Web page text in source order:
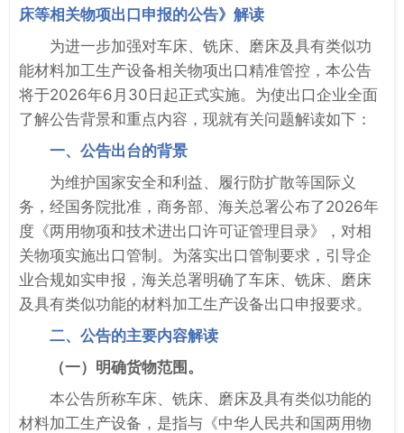
床等相关物项出口申报的公告》解读
为进一步加强对车床、铣床、磨床及具有类似功
能材料加工生产设备相关物项出口精准管控，本公告
将于2026年6月30日起正式实施。为使出口企业全面
了解公告背景和重点内容，现就有关问题解读如下：
一、公告出台的背景
为维护国家安全和利益、履行防扩散等国际义
务，经国务院批准，商务部、海关总署公布了2026年
度《两用物项和技术进出口许可证管理目录》，对相
关物项实施出口管制。为落实出口管制要求，引导企
业合规如实申报，海关总署明确了车床、铣床、磨床
及具有类似功能的材料加工生产设备出口申报要求。
二、公告的主要内容解读
（一）明确货物范围。
本公告所称车床、铣床、磨床及具有类似功能的
材料加工生产设备，是指与《中华人民共和国两用物